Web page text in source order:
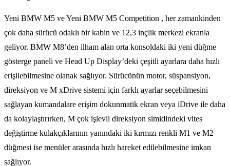
Yeni BMW M5 ve Yeni BMW M5 Competition , her zamankinden
çok daha sürücü odaklı bir kabin ve 12,3 inçlik merkezi ekranla
geliyor. BMW M8’den ilham alan orta konsoldaki iki yeni düğme
gösterge paneli ve Head Up Display’deki çeşitli ayarlara daha hızlı
erişilebilmesine olanak sağlıyor. Sürücünün motor, süspansiyon,
direksiyon ve M xDrive sistemi için farklı ayarlar seçebilmesini
sağlayan kumandalare erişim dokunmatik ekran veya iDrive ile daha
da kolaylaştırırken, M çok işlevli direksiyon simidindeki vites
değiştirme kulakçıklarının yanındaki iki kırmızı renkli M1 ve M2
düğmesi ise menüler arasında hızlı hareket edilebilmesine imkan
sağlıyor.